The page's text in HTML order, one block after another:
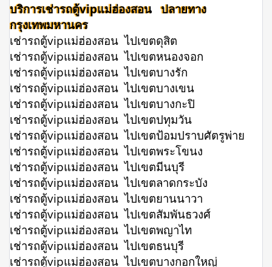
บริการเช่ารถตู้vipแม่ฮ่องสอน ปลายทาง
กรุงเทพมหานคร
เช่ารถตู้vipแม่ฮ่องสอน ไปเขตดุสิต
เช่ารถตู้vipแม่ฮ่องสอน ไปเขตหนองจอก
เช่ารถตู้vipแม่ฮ่องสอน ไปเขตบางรัก
เช่ารถตู้vipแม่ฮ่องสอน ไปเขตบางเขน
เช่ารถตู้vipแม่ฮ่องสอน ไปเขตบางกะปิ
เช่ารถตู้vipแม่ฮ่องสอน ไปเขตปทุมวัน
เช่ารถตู้vipแม่ฮ่องสอน ไปเขตป้อมปราบศัตรูพ่าย
เช่ารถตู้vipแม่ฮ่องสอน ไปเขตพระโขนง
เช่ารถตู้vipแม่ฮ่องสอน ไปเขตมีนบุรี
เช่ารถตู้vipแม่ฮ่องสอน ไปเขตลาดกระบัง
เช่ารถตู้vipแม่ฮ่องสอน ไปเขตยานนาวา
เช่ารถตู้vipแม่ฮ่องสอน ไปเขตสัมพันธวงศ์
เช่ารถตู้vipแม่ฮ่องสอน ไปเขตพญาไท
เช่ารถตู้vipแม่ฮ่องสอน ไปเขตธนบุรี
เช่ารถตู้vipแม่ฮ่องสอน ไปเขตบางกอกใหญ่